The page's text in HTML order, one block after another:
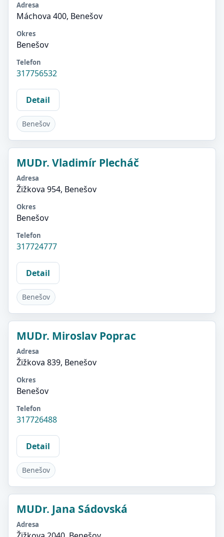
Adresa
Máchova 400, Benešov
Okres
Benešov
Telefon
317756532
Detail
Benešov
MUDr. Vladimír Plecháč
Adresa
Žižkova 954, Benešov
Okres
Benešov
Telefon
317724777
Detail
Benešov
MUDr. Miroslav Poprac
Adresa
Žižkova 839, Benešov
Okres
Benešov
Telefon
317726488
Detail
Benešov
MUDr. Jana Sádovská
Adresa